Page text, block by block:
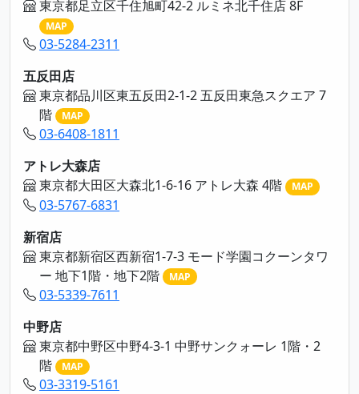
東京都足立区千住旭町42-2 ルミネ北千住店 8F
MAP
03-5284-2311
五反田店
東京都品川区東五反田2-1-2 五反田東急スクエア 7
階
MAP
03-6408-1811
アトレ大森店
東京都大田区大森北1-6-16 アトレ大森 4階
MAP
03-5767-6831
新宿店
東京都新宿区西新宿1-7-3 モード学園コクーンタワ
ー 地下1階・地下2階
MAP
03-5339-7611
中野店
東京都中野区中野4-3-1 中野サンクォーレ 1階・2
階
MAP
03-3319-5161